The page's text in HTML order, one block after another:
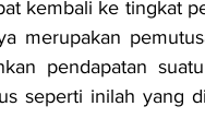
kembali ke tingkat
merupakan
pendapatan
seperti inilah yang